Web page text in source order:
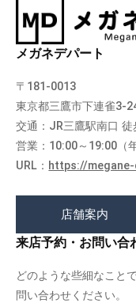
メガネデパート
〒181-0013
東京都三鷹市下連雀3-
交通：JR三鷹駅南口 徒
営業：10:00～19:00（
URL： https://
店舗案内
来店予約・お問い合
どのような些細なこと
問い合わせください。